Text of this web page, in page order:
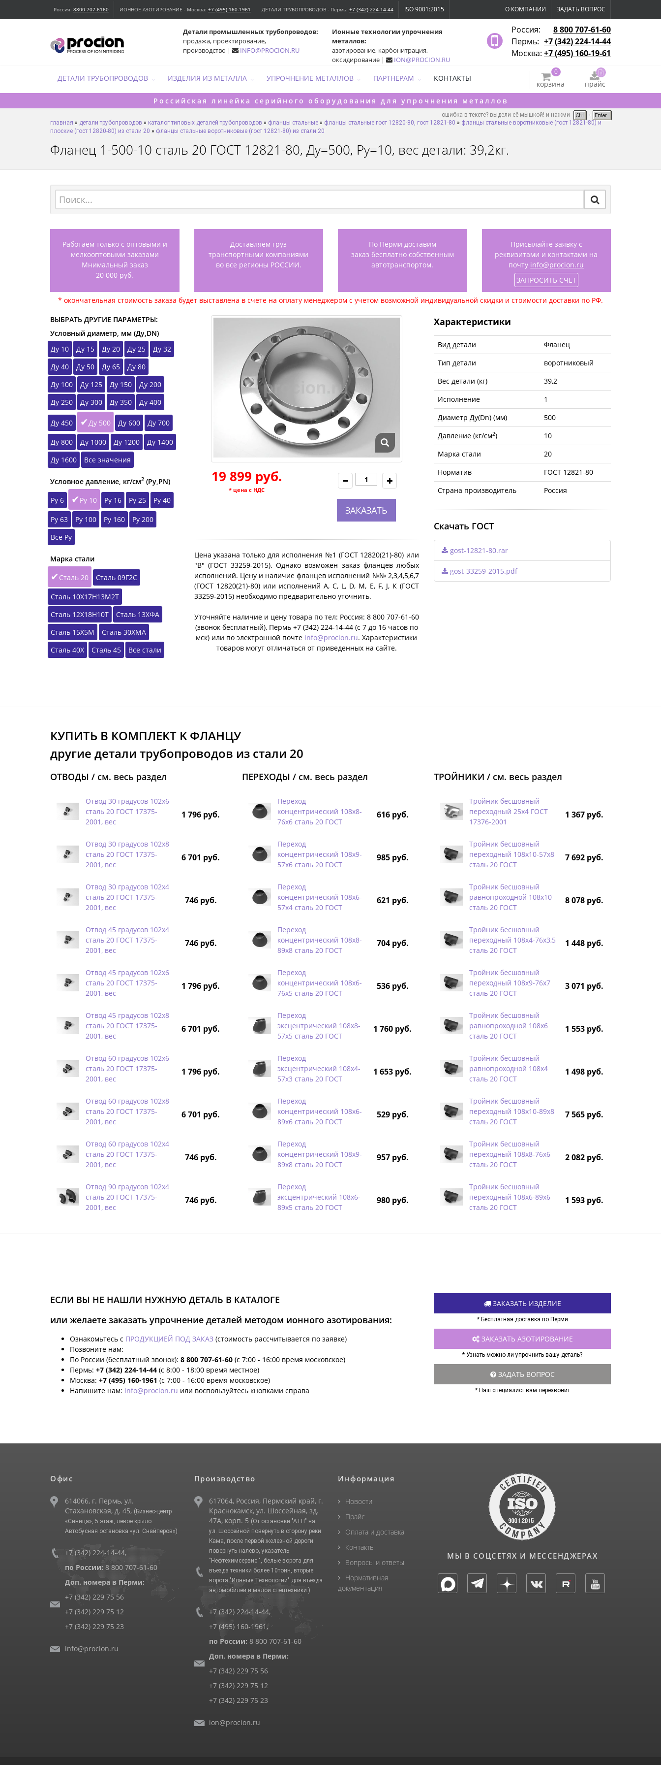
О КОМПАНИИ ЗАДАТЬ ВОПРОС
Россия: 8800 707-6160 ИОННОЕ АЗОТИРОВАНИЕ - Москва: +7 (495) 160-1961 ДЕТАЛИ ТРУБОПРОВОДОВ - Пермь: +7 (342) 224-14-44 ISO 9001:2015
Россия:
8 800 707-61-60
Пермь: +7 (342) 224-14-44
Москва: +7 (495) 160-19-61
Ионные технологии упрочнения
металлов:
азотирование, карбонитрация,
оксидирование |
ION@PROCION.RU
Детали промышленных трубопроводов:
продажа, проектирование,
производство |
INFO@PROCION.RU
ДЕТАЛИ ТРУБОПРОВОДОВ ИЗДЕЛИЯ ИЗ МЕТАЛЛА УПРОЧНЕНИЕ МЕТАЛЛОВ ПАРТНЕРАМ КОНТАКТЫ
0
корзина
прайс
Российская линейка серийного оборудования для упрочнения металлов
ошибка в тексте? выдели её мышкой! и нажми
главная » детали трубопроводов » каталог типовых деталей трубопроводов » фланцы стальные » фланцы стальные гост 12820-80, гост 12821-80 » фланцы стальные воротниковые (гост 12821-80) и
плоские (гост 12820-80) из стали 20 » фланцы стальные воротниковые (гост 12821-80) из стали 20
Фланец 1-500-10 сталь 20 ГОСТ 12821-80, Ду=500, Ру=10, вес детали: 39,2кг.
Работаем только с оптовыми и
мелкооптовыми заказами
Мнимальный заказ
20 000 руб.
Доставляем груз
транспортными компаниями
во все регионы РОССИИ.
По Перми доставим
заказ бесплатно собственным
автотранспортом.
Присылайте заявку с
реквизитами и контактами на
почту info@procion.ru
ЗАПРОСИТЬ СЧЕТ
* окончательная стоимость заказа будет выставлена в счете на оплату менеджером с учетом возможной индивидуальной скидки и стоимости доставки по РФ.
ВЫБРАТЬ ДРУГИЕ ПАРАМЕТРЫ:
Условный диаметр, мм (Ду,DN)
Ду 10
Ду 15 Ду 20 Ду 25
Ду 32
Ду 40
Ду 50 Ду 65
Ду 80
Ду 100
Ду 125 Ду 150
Ду 200
Ду 250
Ду 300 Ду 350 Ду 400
Ду 450 Ду 500 Ду 600 Ду 700
Ду 800 Ду 1000 Ду 1200
Ду 1400
Ду 1600
Все значения
Условное давление, кг/см2 (Ру,РN)
Ру 6
Ру 10 Ру 16 Ру 25 Ру 40
Ру 63 Ру 100 Ру 160
Ру 200
Все Ру
Марка стали
Сталь 20
Сталь 09Г2С
Сталь 10Х17Н13М2Т
Сталь 12Х18Н10Т
Сталь 13ХФА
Сталь 15Х5М
Сталь 30ХМА
Сталь 40Х
Сталь 45 Все стали
19 899 руб.
* цена с НДС
ЗАКАЗАТЬ
Цена указана только для исполнения №1 (ГОСТ 12820(21)-80) или
"B" (ГОСТ 33259-2015). Однако возможен заказ фланцев любых
исполнений. Цену и наличие фланцев исполнений №№ 2,3,4,5,6,7
(ГОСТ 12820(21)-80) или исполнений A, C, L, D, M, E, F, J, К (ГОСТ
33259-2015) необходимо предварительно уточнить.
Уточняйте наличие и цену товара по тел: Россия: 8 800 707-61-60
(звонок бесплатный), Пермь +7 (342) 224-14-44 (c 7 до 16 часов по
мск) или по электронной почте info@procion.ru. Характеристики
товаров могут отличаться от приведенных на сайте.
Характеристики
Вид детали
Фланец
Тип детали
воротниковый
Вес детали (кг)
39,2
Исполнение
1
Диаметр Ду(Dn) (мм)
500
Давление (кг/см2)
10
Марка стали
20
Норматив
ГОСТ 12821-80
Страна производитель
Россия
Скачать ГОСТ
gost-12821-80.rar
gost-33259-2015.pdf
КУПИТЬ В КОМПЛЕКТ K ФЛАНЦУ
другие детали трубопроводов из стали 20
ОТВОДЫ / см. весь раздел
Отвод 30 градусов 102х6
сталь 20 ГОСТ 17375-
2001, вес
1 796 руб.
Отвод 30 градусов 102х8
сталь 20 ГОСТ 17375-
2001, вес
6 701 руб.
Отвод 30 градусов 102х4
сталь 20 ГОСТ 17375-
2001, вес
746 руб.
Отвод 45 градусов 102х4
сталь 20 ГОСТ 17375-
2001, вес
746 руб.
Отвод 45 градусов 102х6
сталь 20 ГОСТ 17375-
2001, вес
1 796 руб.
Отвод 45 градусов 102х8
сталь 20 ГОСТ 17375-
2001, вес
6 701 руб.
Отвод 60 градусов 102х6
сталь 20 ГОСТ 17375-
2001, вес
1 796 руб.
Отвод 60 градусов 102х8
сталь 20 ГОСТ 17375-
2001, вес
6 701 руб.
Отвод 60 градусов 102х4
сталь 20 ГОСТ 17375-
2001, вес
746 руб.
Отвод 90 градусов 102х4
сталь 20 ГОСТ 17375-
2001, вес
746 руб.
ПЕРЕХОДЫ / см. весь раздел
Переход
концентрический 108х8-
76х6 сталь 20 ГОСТ
616 руб.
Переход
концентрический 108х9-
57х6 сталь 20 ГОСТ
985 руб.
Переход
концентрический 108х6-
57х4 сталь 20 ГОСТ
621 руб.
Переход
концентрический 108х8-
89х8 сталь 20 ГОСТ
704 руб.
Переход
концентрический 108х6-
76х5 сталь 20 ГОСТ
536 руб.
Переход
эксцентрический 108х8-
57х5 сталь 20 ГОСТ
1 760 руб.
Переход
эксцентрический 108х4-
57х3 сталь 20 ГОСТ
1 653 руб.
Переход
концентрический 108х6-
89х6 сталь 20 ГОСТ
529 руб.
Переход
концентрический 108х9-
89х8 сталь 20 ГОСТ
957 руб.
Переход
эксцентрический 108х6-
89х5 сталь 20 ГОСТ
980 руб.
ТРОЙНИКИ / см. весь раздел
Тройник бесшовный
переходный 25х4 ГОСТ
17376-2001
1 367 руб.
Тройник бесшовный
переходный 108х10-57х8
сталь 20 ГОСТ
7 692 руб.
Тройник бесшовный
равнопроходной 108х10
сталь 20 ГОСТ
8 078 руб.
Тройник бесшовный
переходный 108х4-76х3,5
сталь 20 ГОСТ
1 448 руб.
Тройник бесшовный
переходный 108х9-76х7
сталь 20 ГОСТ
3 071 руб.
Тройник бесшовный
равнопроходной 108х6
сталь 20 ГОСТ
1 553 руб.
Тройник бесшовный
равнопроходной 108х4
сталь 20 ГОСТ
1 498 руб.
Тройник бесшовный
переходный 108х10-89х8
сталь 20 ГОСТ
7 565 руб.
Тройник бесшовный
переходный 108х8-76х6
сталь 20 ГОСТ
2 082 руб.
Тройник бесшовный
переходный 108х6-89х6
сталь 20 ГОСТ
1 593 руб.
ЕСЛИ ВЫ НЕ НАШЛИ НУЖНУЮ ДЕТАЛЬ В КАТАЛОГЕ
или желаете заказать упрочнение деталей методом ионного азотирования:
Ознакомьтесь с ПРОДУКЦИЕЙ ПОД ЗАКАЗ (стоимость рассчитывается по заявке)
Позвоните нам:
По России (бесплатный звонок): 8 800 707-61-60 (с 7:00 - 16:00 время московское)
Пермь: +7 (342) 224-14-44 (с 8:00 - 18:00 время местное)
Москва: +7 (495) 160-1961 (с 7:00 - 16:00 время московское)
Напишите нам: info@procion.ru или воспользуйтесь кнопками справа
ЗАКАЗАТЬ ИЗДЕЛИЕ
* Бесплатная доставка по Перми
ЗАКАЗАТЬ АЗОТИРОВАНИЕ
* Узнать можно ли упрочнить вашу деталь?
ЗАДАТЬ ВОПРОС
* Наш специалист вам перезвонит
Офис
614066, г. Пермь, ул.
Стахановская, д. 45, (Бизнес-центр
«Синица», 5 этаж, левое крыло.
Автобусная остановка «ул. Снайперов»)
+7 (342) 224-14-44,
по России: 8 800 707-61-60
Доп. номера в Перми:
+7 (342) 229 75 56
+7 (342) 229 75 12
+7 (342) 229 75 23
info@procion.ru
Производство
617064, Россия, Пермский край, г.
Краснокамск, ул. Шоссейная, зд.
47А, корп. 5 (От остановки "АТП" на
ул. Шоссейной повернуть в сторону реки
Кама, после первой железной дороги
повернуть налево, указатель
"Нефтехимсервис ", белые ворота для
въезда техники более 10тонн, вторые
ворота "Ионные Технологии" для въезда
автомобилей и малой спецтехники.)
+7 (342) 224-14-44,
+7 (495) 160-1961 ,
по России: 8 800 707-61-60
Доп. номера в Перми:
+7 (342) 229 75 56
+7 (342) 229 75 12
+7 (342) 229 75 23
ion@procion.ru
Информация
Новости
Прайс
Оплата и доставка
Контакты
Вопросы и ответы
Нормативная
документация
МЫ В СОЦСЕТЯХ И МЕССЕНДЖЕРАХ